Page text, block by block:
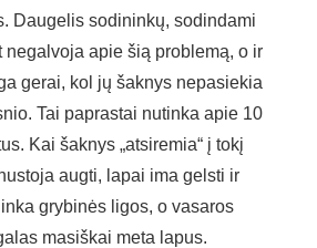
Daugelis sodininkų, sodindami
negalvoja apie šią problemą, o ir
gerai, kol jų šaknys nepasiekia
Tai paprastai nutinka apie 10
Kai šaknys „atsiremia“ į tokį
augti, lapai ima gelsti ir
grybinės ligos, o vasaros
masiškai meta lapus.